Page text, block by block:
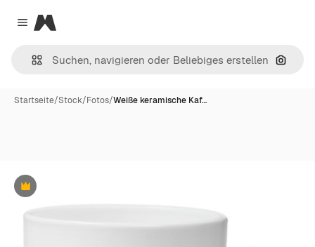
Close menu
Magnific
Nach
Startseite/Stock/Fotos/Weiße keramische Kaf…
Premium